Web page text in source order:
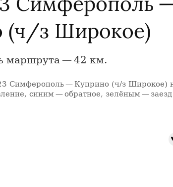
(ч/з Широкое)
маршрута — 42 км.
Симферополь — Куприно (ч/з Широкое)
синим — обратное, зелёным —